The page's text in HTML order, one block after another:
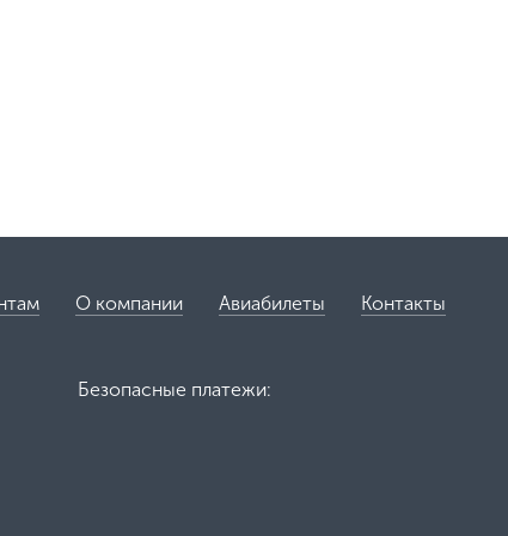
О компании Авиабилеты Контакты
Безопасные платежи: